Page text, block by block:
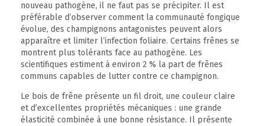
nouveau pathogène, il ne faut pas se précipiter. Il est
préférable d’observer comment la communauté fongique
évolue, des champignons antagonistes peuvent alors
apparaître et limiter l’infection foliaire. Certains frênes se
montrent plus tolérants face au pathogène. Les
scientifiques estiment à environ 2 % la part de frênes
communs capables de lutter contre ce champignon.
Le bois de frêne présente un fil droit, une couleur claire
et d’excellentes propriétés mécaniques : une grande
élasticité combinée à une bonne résistance. Il présente